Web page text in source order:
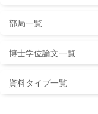
部局一覧
博士学位論文一覧
資料タイプ一覧